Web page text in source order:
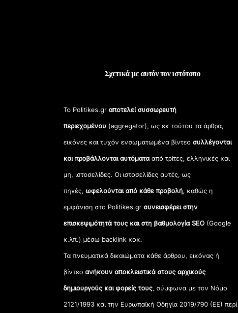
Σχετικά με αυτόν τον ιστότοπο
Το Politikes.grαποτελεί συσσωρευτή
περιεχομένου (aggregator), ως εκ τούτου τα άρθρα,
εικόνες και τυχόν ενσωματωμένα βίντεοσυλλέγονται
και προβάλλονται αυτόματααπό τρίτες, ελληνικές και
μη, ιστοσελίδες. Οι ιστοσελίδες αυτές, ως
πηγές,ωφελούνται από κάθε προβολή, καθώς η
εμφάνιση στο Politikes.gr συνεισφέρει στην
επισκεψιμότητά τους και στη βαθμολογία SEO (Google
κ.λπ.) μέσω backlink κοκ.
Τα πνευματικά δικαιώματα κάθε άρθρου, εικόνας ή
βίντεοανήκουν αποκλειστικά στους αρχικούς
δημιουργούς και φορείς τους, σύμφωνα με τον Νόμο
2121/1993 και την Ευρωπαϊκή Οδηγία 2019/790 (ΕΕ) περί